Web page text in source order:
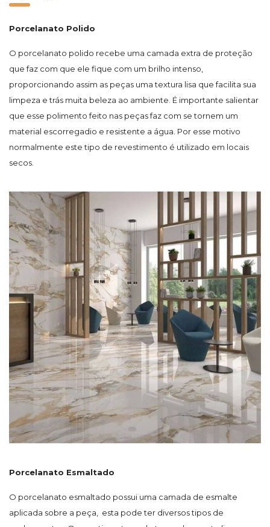
Porcelanato Polido
O porcelanato polido recebe uma camada extra de proteção
que faz com que ele fique com um brilho intenso,
proporcionando assim as peças uma textura lisa que facilita sua
limpeza e trás muita beleza ao ambiente. É importante salientar
que esse polimento feito nas peças faz com se tornem um
material escorregadio e resistente a água. Por esse motivo
normalmente este tipo de revestimento é utilizado em locais
secos.
Porcelanato Esmaltado
O porcelanato esmaltado possui uma camada de esmalte
aplicada sobre a peça, esta pode ter diversos tipos de